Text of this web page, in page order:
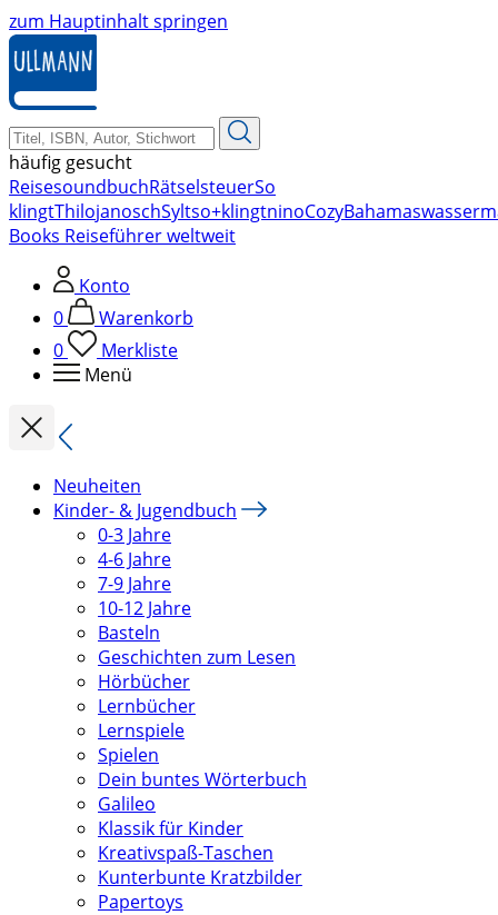
zum Hauptinhalt springen
häufig gesucht
ReisesoundbuchRätselsteuerSo
klingtThilojanoschSyltso+klingtninoCozyBahamas
Books Reiseführer weltweit
Konto
0
Warenkorb
0
Merkliste
Menü
Neuheiten
Kinder- & Jugendbuch
0-3 Jahre
4-6 Jahre
7-9 Jahre
10-12 Jahre
Basteln
Geschichten zum Lesen
Hörbücher
Lernbücher
Lernspiele
Spielen
Dein buntes Wörterbuch
Galileo
Klassik für Kinder
Kreativspaß-Taschen
Kunterbunte Kratzbilder
Papertoys